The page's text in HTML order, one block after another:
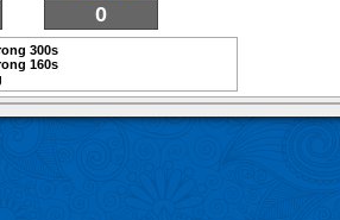
0
300s
160s